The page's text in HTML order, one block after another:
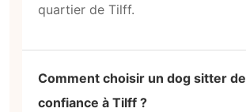
quartier de Tilff.
Comment choisir un dog sitter de
confiance à Tilff ?